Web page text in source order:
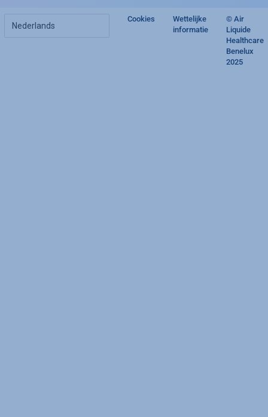
uw
Footer
Cookies
Wettelijke
informatie
© Air
Liquide
Healthcare
Benelux
2025